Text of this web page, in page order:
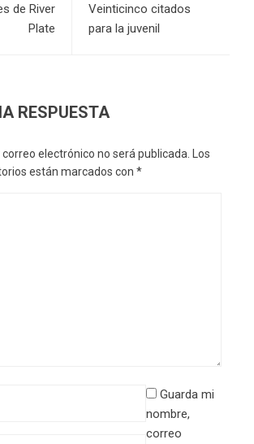
de River
Plate
Veinticinco citados
para la juvenil
RESPUESTA
electrónico no será publicada.
Los
están marcados con *
Guarda mi
nombre,
correo